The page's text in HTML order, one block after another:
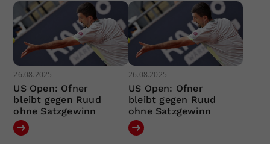
26.08.2025
US Open: Ofner
bleibt gegen Ruud
ohne Satzgewinn
26.08.2025
US Open: Ofner
bleibt gegen Ruud
ohne Satzgewinn